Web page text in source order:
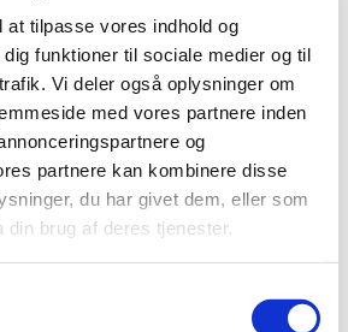
at tilpasse vores indhold og
funktioner til sociale medier og til
Vi deler også oplysninger om
med vores partnere inden
og
partnere kan kombinere disse
du har givet dem, eller som
din brug af deres tjenester.
° C 150
(MM) 105,125 ,55, 65,
70,85,95